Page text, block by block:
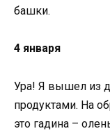
башки.
4 января
Ура! Я вышел из
продуктами. На
это гадина –